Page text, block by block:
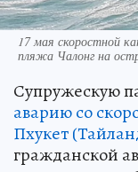
17 мая скоростной
пляжа Чалонг на
Супружескую
аварию со
Пхукет
гражданской